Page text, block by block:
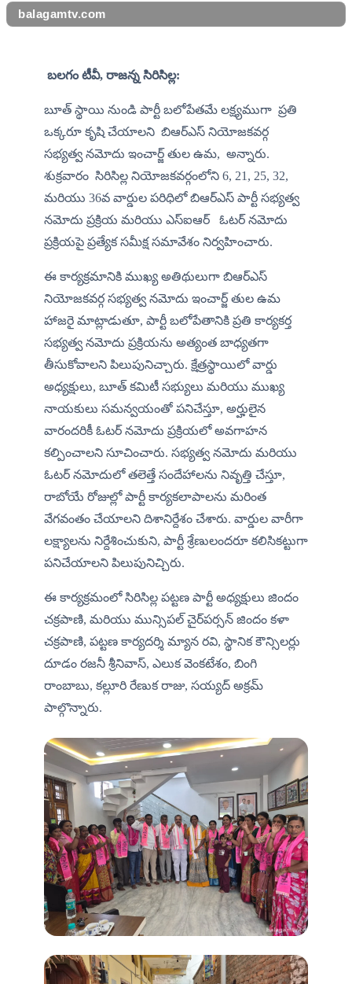
balagamtv.com
బలగం టీవీ, రాజన్న సిరిసిల్ల:
బూత్ స్థాయి నుండి పార్టీ బలోపేతమే లక్ష్యముగా  ప్రతి
ఒక్కరూ కృషి చేయాలని  బిఆర్ఎస్ నియోజకవర్గ
సభ్యత్వ నమోదు ఇంచార్జ్ తుల ఉమ,  అన్నారు.
శుక్రవారం  ​సిరిసిల్ల నియోజకవర్గంలోని 6, 21, 25, 32,
మరియు 36వ వార్డుల పరిధిలో బిఆర్ఎస్ పార్టీ సభ్యత్వ
నమోదు ప్రక్రియ మరియు ఎస్ఐఆర్   ఓటర్ నమోదు
ప్రక్రియపై ప్రత్యేక సమీక్ష సమావేశం నిర్వహించారు.
ఈ కార్యక్రమానికి ముఖ్య అతిథులుగా బిఆర్ఎస్
నియోజకవర్గ సభ్యత్వ నమోదు ఇంచార్జ్ తుల ఉమ
హాజరై మాట్లాడుతూ, పార్టీ బలోపేతానికి ప్రతి కార్యకర్త
సభ్యత్వ నమోదు ప్రక్రియను అత్యంత బాధ్యతగా
తీసుకోవాలని పిలుపునిచ్చారు. క్షేత్రస్థాయిలో వార్డు
అధ్యక్షులు, బూత్ కమిటీ సభ్యులు మరియు ముఖ్య
నాయకులు సమన్వయంతో పనిచేస్తూ, అర్హులైన
వారందరికీ ఓటర్ నమోదు ప్రక్రియలో అవగాహన
కల్పించాలని సూచించారు. సభ్యత్వ నమోదు మరియు
ఓటర్ నమోదులో తలెత్తే సందేహాలను నివృత్తి చేస్తూ,
రాబోయే రోజుల్లో పార్టీ కార్యకలాపాలను మరింత
వేగవంతం చేయాలని దిశానిర్దేశం చేశారు. వార్డుల వారీగా
లక్ష్యాలను నిర్దేశించుకుని, పార్టీ శ్రేణులందరూ కలిసికట్టుగా
పనిచేయాలని పిలుపునిచ్చిరు.
ఈ కార్యక్రమంలో సిరిసిల్ల పట్టణ పార్టీ అధ్యక్షులు జిందం
చక్రపాణి, మరియు మున్సిపల్ చైర్‌పర్సన్ జిందం కళా
చక్రపాణి, పట్టణ కార్యదర్శి మ్యాన రవి, స్థానిక కౌన్సిలర్లు
దూడం రజనీ శ్రీనివాస్, ఎలుక వెంకటేశం, బింగి
రాంబాబు, కల్లూరి రేణుక రాజు, సయ్యద్ అక్రమ్
పాల్గొన్నారు.